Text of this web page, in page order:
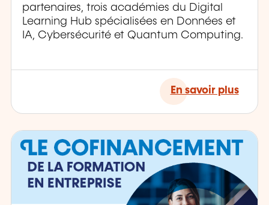
partenaires, trois académies du Digital
Learning Hub spécialisées en Données et
IA, Cybersécurité et Quantum Computing.
En savoir plus